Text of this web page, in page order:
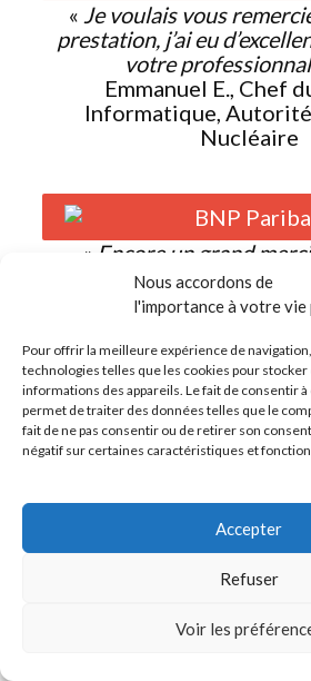
Nous accordons de
l'importance à votre vie
Pour offrir la meilleure expérience de
technologies telles que les cookies pour stocker
informations des appareils. Le fait de consentir
permet de traiter des données telles que le
fait de ne pas consentir ou de retirer son
négatif sur certaines caractéristiques et
Accepter
Refuser
Voir les
« Je voulais vous
prestation, j’ai eu
votre
Emmanuel E., Chef
Informatique,
Nucléaire
« Encore un grand
prestation d’hier, nous
retours aussi positifs
Working, BNP
Merci !
Je tenais à vous